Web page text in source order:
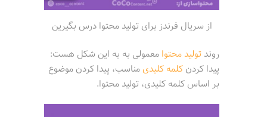
از سریال فرندز برای تولید محتوا درس بگیرین
روند تولید محتوا معمولی به به این شکل هست:
پیدا کردن کلمه کلیدیمناسب، پیدا کردن موضوع
بر اساس کلمه کلیدی، تولید محتوا.